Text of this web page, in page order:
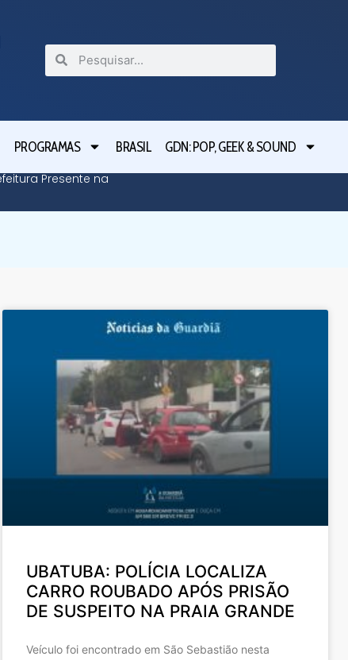
PROGRAMAS BRASIL GDN: POP, GEEK & SOUND
Presente na
UBATUBA: POLÍCIA LOCALIZA
CARRO ROUBADO APÓS PRISÃO
DE SUSPEITO NA PRAIA GRANDE
Veículo foi encontrado em São Sebastião nesta